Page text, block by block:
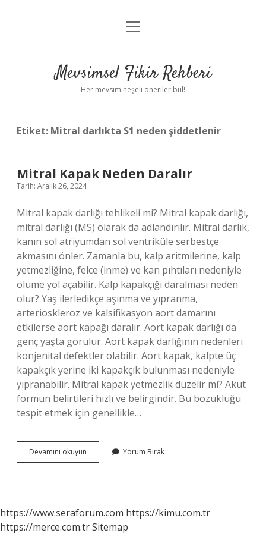
Anasayfa
Yasal Uyarı
menüyü
Mevsimsel Fikir Rehberi
Her mevsim neşeli öneriler bul!
Etiket: Mitral darlıkta S1 neden şiddetlenir
Mitral Kapak Neden Daralır
Tarih: Aralık 26, 2024
Mitral kapak darlığı tehlikeli mi? Mitral kapak darlığı,
mitral darlığı (MS) olarak da adlandırılır. Mitral darlık,
kanın sol atriyumdan sol ventriküle serbestçe
akmasını önler. Zamanla bu, kalp aritmilerine, kalp
yetmezliğine, felce (inme) ve kan pıhtıları nedeniyle
ölüme yol açabilir. Kalp kapakçığı daralması neden
olur? Yaş ilerledikçe aşınma ve yıpranma,
arterioskleroz ve kalsifikasyon aort damarını
etkilerse aort kapağı daralır. Aort kapak darlığı da
genç yaşta görülür. Aort kapak darlığının nedenleri
konjenital defektler olabilir. Aort kapak, kalpte üç
kapakçık yerine iki kapakçık bulunması nedeniyle
yıpranabilir. Mitral kapak yetmezlik düzelir mi? Akut
formun belirtileri hızlı ve belirgindir. Bu bozukluğu
tespit etmek için genellikle…
Devamını okuyun
Kapak
Yorum Bırak
https://www.seraforum.com https://kimu.com.tr
https://merce.com.trSitemap